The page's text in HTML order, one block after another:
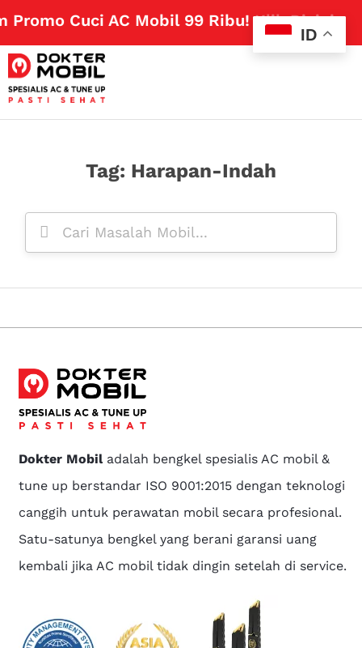
Promo Cuci AC Mobil 99 Ribu!Klik Disini
Tag: Harapan-Indah
Dokter Mobiladalah bengkel spesialis AC mobil &
tune up berstandar ISO 9001:2015 dengan teknologi
canggih untuk perawatan mobil secara profesional.
Satu-satunya bengkel yang berani garansi uang
kembali jika AC mobil tidak dingin setelah di service.
ID